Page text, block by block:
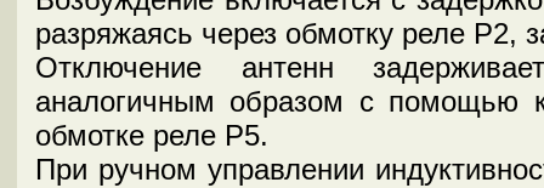
разряжаясь через обмотку реле Р2,
Отключение антенн
аналогичным образом с помощью
обмотке реле Р5.
При ручном управлении